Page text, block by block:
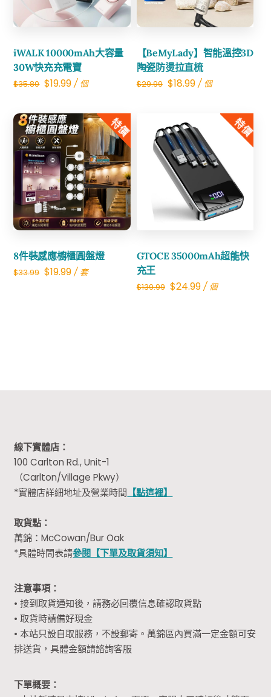
iWALK 10000mAh大容量
30W快充充電寶
$35.80 Original
was:
$35.80.
$19.99Current
$19.99.
/ 個
【BeMyLady】智能溫控3D
陶瓷防燙拉直梳
$29.99 Original
was:
$29.99.
$18.99Current
$18.99.
/ 個
特價
8件裝感應櫥櫃圓盤燈
$33.99 Original
$19.99Current
/ 套
Share
特價
GTOCE 35000mAh超能快
充王
$139.99 Original
$24.99Current
/ 個
Share
線下實體店：
100 Carlton Rd., Unit-1
（Carlton/Village Pkwy）
*實體店詳細地址及營業時間 【點這裡】
取貨點：
萬錦：McCowan/Bur Oak
*具體時間表請參閱【下單及取貨須知】
注意事項：
• 接到取貨通知後，請務必回覆信息確認取貨點
• 取貨時請備好現金
• 本站只設自取服務，不設郵寄。萬錦區內買滿一定金額可安
排送貨，具體金額請諮詢客服
下單概要：